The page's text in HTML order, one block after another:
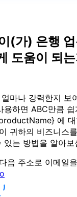
(가) 은행 업
도움이 되
마나 강력한지 보
하면 ABC만큼
에
귀하의 비즈니스
있는 방법을 알아보
음 주소로 이메일